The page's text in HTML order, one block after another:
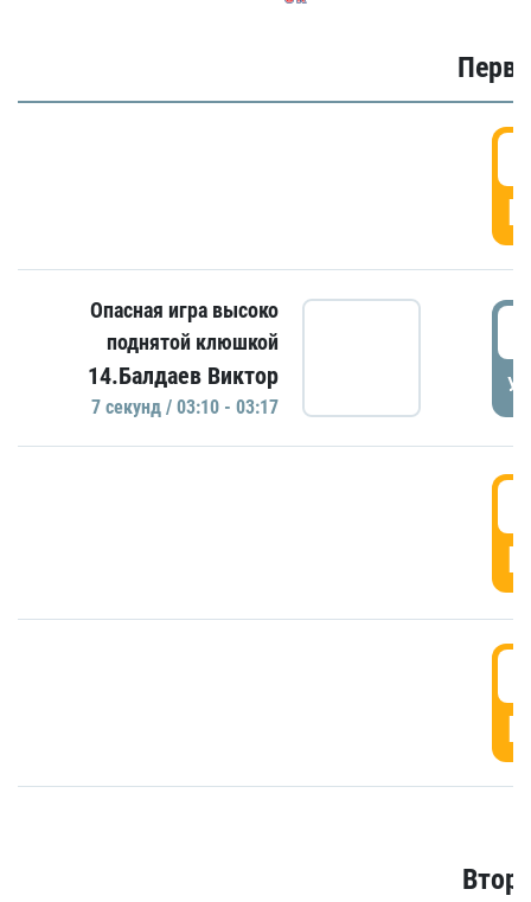
Опасная игра высоко
поднятой клюшкой
14.Балдаев Виктор
7 секунд / 03:10 - 03:17